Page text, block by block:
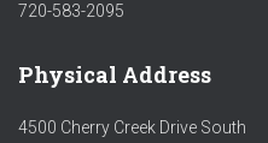
720-583-2095
Physical Address
4500 Cherry Creek Drive South